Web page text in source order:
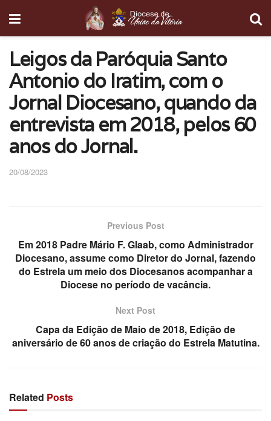
Leigos da Paróquia Santo
Antonio do Iratim, com o
Jornal Diocesano, quando da
entrevista em 2018, pelos 60
anos do Jornal.
20/08/2023
Previous Post
Em 2018 Padre Mário F. Glaab, como Administrador
Diocesano, assume como Diretor do Jornal, fazendo
do Estrela um meio dos Diocesanos acompanhar a
Diocese no período de vacância.
Next Post
Capa da Edição de Maio de 2018, Edição de
aniversário de 60 anos de criação do Estrela Matutina.
Related Posts